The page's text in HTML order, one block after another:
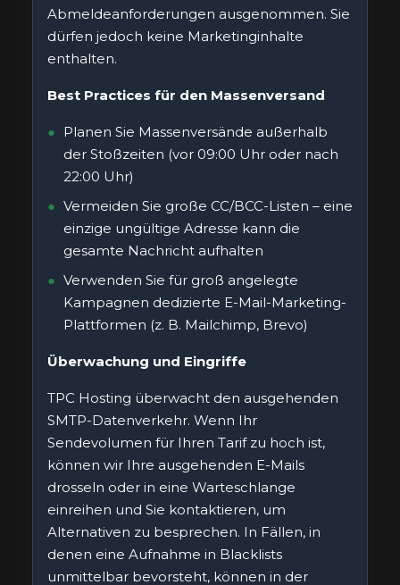
Abmeldeanforderungen ausgenommen. Sie
dürfen jedoch keine Marketinginhalte
enthalten.
Best Practices für den Massenversand
Planen Sie Massenversände außerhalb
der Stoßzeiten (vor 09:00 Uhr oder nach
22:00 Uhr)
Vermeiden Sie große CC/BCC-Listen – eine
einzige ungültige Adresse kann die
gesamte Nachricht aufhalten
Verwenden Sie für groß angelegte
Kampagnen dedizierte E-Mail-Marketing-
Plattformen (z. B. Mailchimp, Brevo)
Überwachung und Eingriffe
TPC Hosting überwacht den ausgehenden
SMTP-Datenverkehr. Wenn Ihr
Sendevolumen für Ihren Tarif zu hoch ist,
können wir Ihre ausgehenden E-Mails
drosseln oder in eine Warteschlange
einreihen und Sie kontaktieren, um
Alternativen zu besprechen. In Fällen, in
denen eine Aufnahme in Blacklists
unmittelbar bevorsteht, können in der